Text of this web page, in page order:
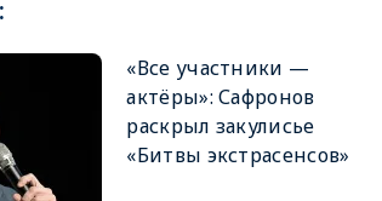
«Все участники —
актёры»: Сафронов
раскрыл закулисье
«Битвы экстрасенсов»